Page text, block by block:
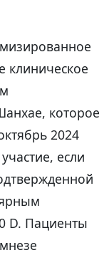
клиническое
которое
2024
если
D. Пациенты